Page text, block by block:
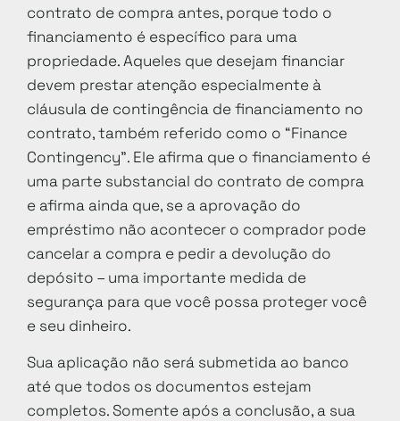
contrato de compra antes, porque todo o
financiamento é específico para uma
propriedade. Aqueles que desejam financiar
devem prestar atenção especialmente à
cláusula de contingência de financiamento no
contrato, também referido como o “Finance
Contingency”. Ele afirma que o financiamento é
uma parte substancial do contrato de compra
e afirma ainda que, se a aprovação do
empréstimo não acontecer o comprador pode
cancelar a compra e pedir a devolução do
depósito – uma importante medida de
segurança para que você possa proteger você
e seu dinheiro.
Sua aplicação não será submetida ao banco
até que todos os documentos estejam
completos. Somente após a conclusão, a sua